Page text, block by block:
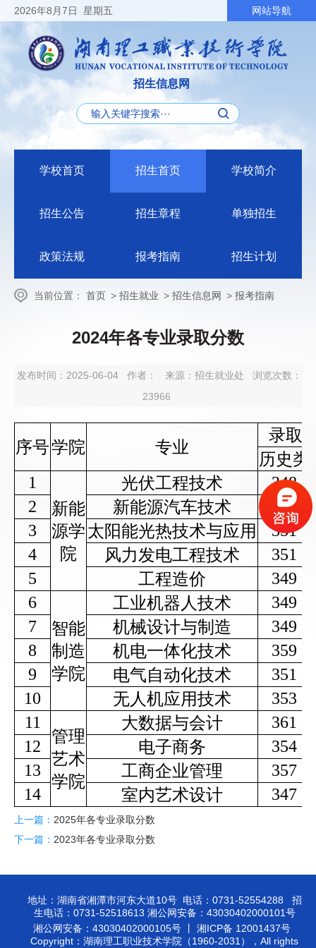
2026年8月7日 星期五 网站导航
招生信息网
学校首页 招生首页 学校简介
招生公告 招生章程 单独招生
政策法规 报考指南 招生计划
当前位置： 首页 > 招生就业 > 招生信息网 > 报考指南
2024年各专业录取分数
发布时间：2025-06-04 作者： 来源：招生就业处
浏览次数：
23966
序号学院 专业
录取
历史类
1
新能
源学
院
光伏工程技术
348
2
新能源汽车技术
358
3
太阳能光热技术与应用
351
4
风力发电工程技术
351
5
工程造价
349
6
智能
制造
学院
工业机器人技术
349
7
机械设计与制造
349
8
机电一体化技术
359
9
电气自动化技术
351
10
无人机应用技术
353
11
管理
艺术
学院
大数据与会计
361
12
电子商务
354
13
工商企业管理
357
14
室内艺术设计 347
上一篇： 2025年各专业录取分数
下一篇： 2023年各专业录取分数
地址：湖南省湘潭市河东大道10号 电话：0731-52554288 招
生电话：0731-52518613 湘公网安备：43030402000101号
湘公网安备：43030402000105号 丨 湘ICP备 12001437号
Copyright：湖南理工职业技术学院（1960-2031），All rights